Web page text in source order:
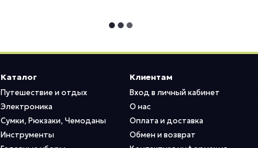
Каталог
Путешествие и отдых
Электроника
Сумки, Рюкзаки, Чемоданы
Инструменты
Клиентам
Вход в личный кабинет
О нас
Оплата и доставка
Обмен и возврат